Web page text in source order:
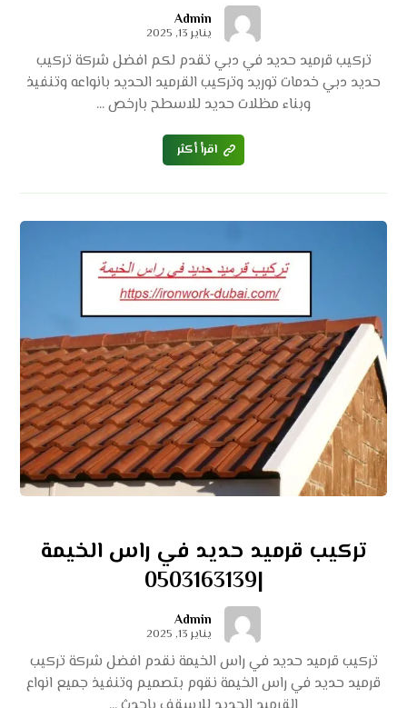
Admin
يناير 13, 2025
تركيب قرميد حديد في دبي تقدم لكم افضل شركة تركيب
حديد دبي خدمات توريد وتركيب القرميد الحديد بانواعه وتنفيذ
وبناء مظلات حديد للاسطح بارخص ...
اقرأ أكثر
تركيب قرميد حديد في راس الخيمة
|0503163139
Admin
يناير 13, 2025
تركيب قرميد حديد في راس الخيمة نقدم افضل شركة تركيب
قرميد حديد في راس الخيمة نقوم بتصميم وتنفيذ جميع انواع